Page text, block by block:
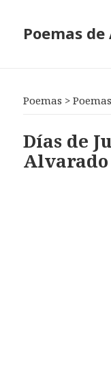
Poemas
Poemas >
Días de